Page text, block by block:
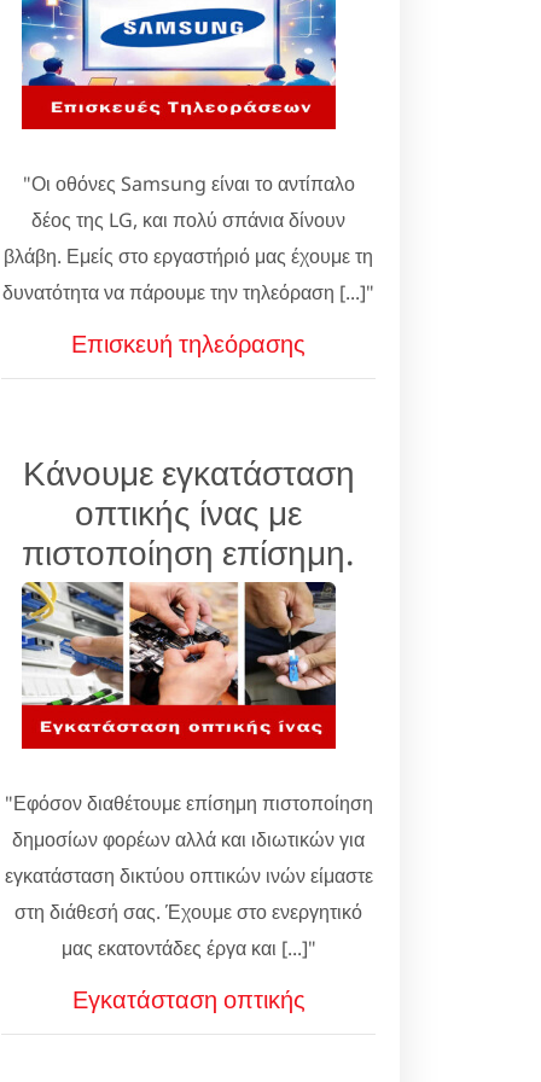
"Οι οθόνες Samsung είναι το αντίπαλο
δέος της LG, και πολύ σπάνια δίνουν
βλάβη. Εμείς στο εργαστήριό μας έχουμε τη
δυνατότητα να πάρουμε την τηλεόραση [...]"
Επισκευή τηλεόρασης
Κάνουμε εγκατάσταση
οπτικής ίνας με
πιστοποίηση επίσημη.
"Εφόσον διαθέτουμε επίσημη πιστοποίηση
δημοσίων φορέων αλλά και ιδιωτικών για
εγκατάσταση δικτύου οπτικών ινών είμαστε
στη διάθεσή σας. Έχουμε στο ενεργητικό
μας εκατοντάδες έργα και [...]"
Εγκατάσταση οπτικής